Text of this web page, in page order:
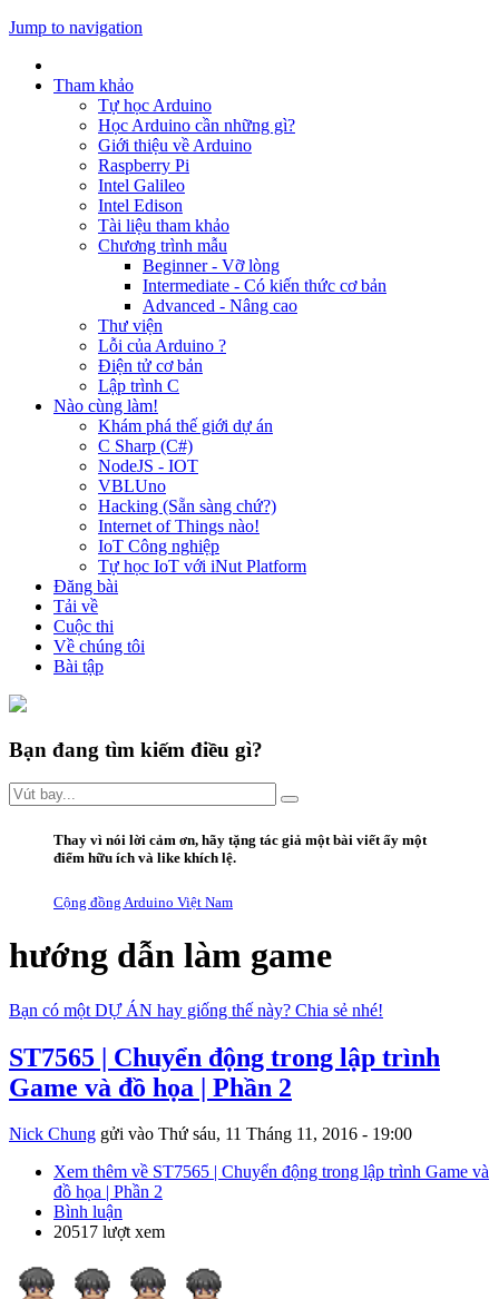
Jump to navigation
Tham khảo
Tự học Arduino
Học Arduino cần những gì?
Giới thiệu về Arduino
Raspberry Pi
Intel Galileo
Intel Edison
Tài liệu tham khảo
Chương trình mẫu
Beginner - Vỡ lòng
Intermediate - Có kiến thức cơ bản
Advanced - Nâng cao
Thư viện
Lỗi của Arduino ?
Điện tử cơ bản
Lập trình C
Nào cùng làm!
Khám phá thế giới dự án
C Sharp (C#)
NodeJS - IOT
VBLUno
Hacking (Sẵn sàng chứ?)
Internet of Things nào!
IoT Công nghiệp
Tự học IoT với iNut Platform
Đăng bài
Tải về
Cuộc thi
Về chúng tôi
Bài tập
Bạn đang tìm kiếm điều gì?
Thay vì nói lời cảm ơn, hãy tặng tác giả một bài viết ấy một
điểm hữu ích và like khích lệ.
Cộng đồng Arduino Việt Nam
hướng dẫn làm game
Bạn có một DỰ ÁN hay giống thế này? Chia sẻ nhé!
ST7565 | Chuyển động trong lập trình
Game và đồ họa | Phần 2
Nick Chung gửi vào Thứ sáu, 11 Tháng 11, 2016 - 19:00
Xem thêm về ST7565 | Chuyển động trong lập trình Game và
đồ họa | Phần 2
Bình luận
20517 lượt xem